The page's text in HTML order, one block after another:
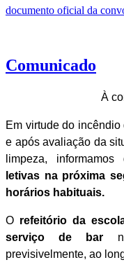
documento oficial da
Comunicado
À
Em virtude do
e após avaliação da
limpeza, informamos
letivas na próxima
horários habituais.
O refeitório da
serviço de bar
previsivelmente, ao